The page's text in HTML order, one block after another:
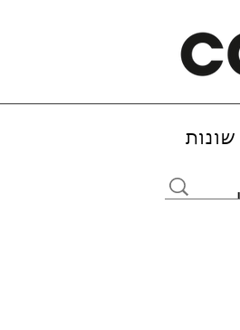
שונות